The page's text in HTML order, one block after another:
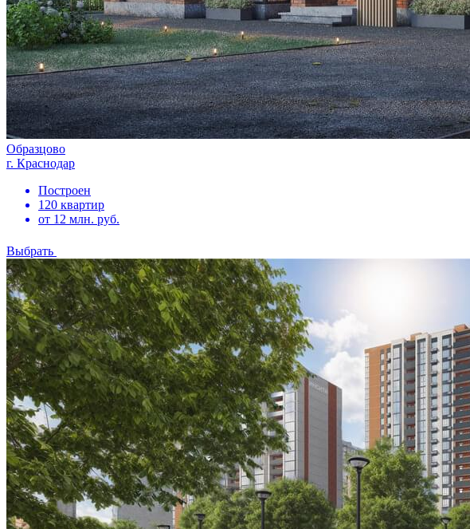
Образцово
г. Краснодар
Построен
120 квартир
от 12 млн. руб.
Выбрать